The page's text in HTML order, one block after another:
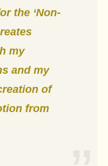
the ‘Non-
my
and my
of
from